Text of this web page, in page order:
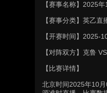
【赛事名称】 2025年
【赛事分类】 英乙直
【开赛时间】 2025-
【对阵双方】 克鲁
【比赛详情】
北京时间2025年10